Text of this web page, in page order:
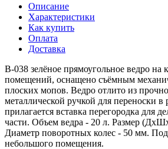
Описание
Характеристики
Как купить
Оплата
Доставка
B-038 зелёное прямоугольное ведро на
помещений, оснащено съёмным
плоских мопов. Ведро отлито из
металлической ручкой для переноски в
прилагается вставка перегородка для
части. Объем ведра - 20 л. Размер
Диаметр поворотных колес - 50 мм.
небольшого помещения.